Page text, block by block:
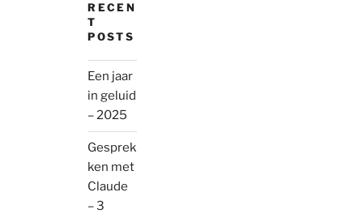
RECEN
T
POSTS
Een jaar
in geluid
– 2025
Gesprek
ken met
Claude
– 3